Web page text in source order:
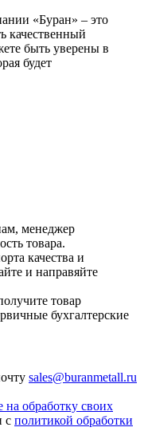
«Буран» – это
качественный
быть уверены в
будет
менеджер
товара.
качества и
и направяйте
товар
бухгалтерские
sales@buranmetall.ru
на обработку своих
с политикой обработки